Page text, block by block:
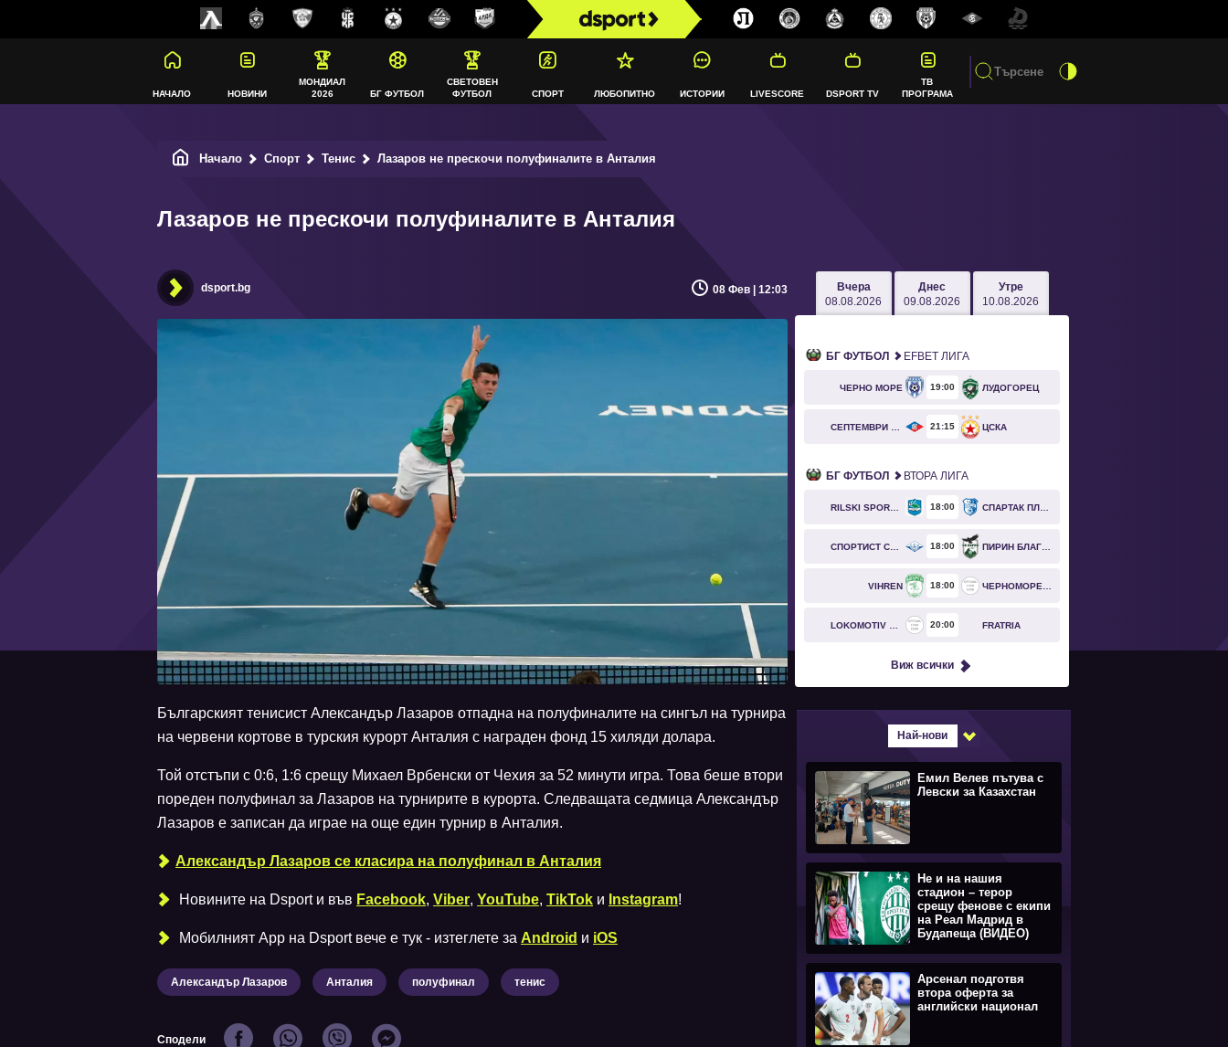
НАЧАЛО НОВИНИ
МОНДИАЛ
2026
БГ ФУТБОЛ
СВЕТОВЕН
ФУТБОЛ
СПОРТ ЛЮБОПИТНО ИСТОРИИ LIVESCORE DSPORT TV
ТВ
ПРОГРАМА
Начало Спорт Тенис Лазаров не прескочи полуфиналите в Анталия
Лазаров не прескочи полуфиналите в Анталия
dsport.bg 08 Фев | 12:03
Българският тенисист Александър Лазаров отпадна на полуфиналите на сингъл на турнира
на червени кортове в турския курорт Анталия с награден фонд 15 хиляди долара.
Той отстъпи с 0:6, 1:6 срещу Михаел Врбенски от Чехия за 52 минути игра. Това беше втори
пореден полуфинал за Лазаров на турнирите в курорта. Следващата седмица Александър
Лазаров е записан да играе на още един турнир в Анталия.
Александър Лазаров се класира на полуфинал в Анталия
Новините на Dsport и във Facebook, Viber, YouTube, TikTok и Instagram!
Мобилният Аpp на Dsport вече е тук - изтеглете за Android и iOS
Александър Лазаров Анталия полуфинал тенис
Сподели
Вчера
08.08.2026
Днес
09.08.2026
Утре
10.08.2026
БГ ФУТБОЛ EFBET ЛИГА
ЧЕРНО МОРЕ 19 00 ЛУДОГОРЕЦ
21 15 ЦСКА
БГ ФУТБОЛ ВТОРА ЛИГА
18 00
18 00
VIHREN 18 00
20 00 FRATRIA
Виж всички
Най-нови
Емил Велев пътува с
Левски за Казахстан
Не и на нашия
стадион – терор
срещу фенове с екипи
на Реал Мадрид в
Будапеща (ВИДЕО)
Арсенал подготвя
втора оферта за
английски национал